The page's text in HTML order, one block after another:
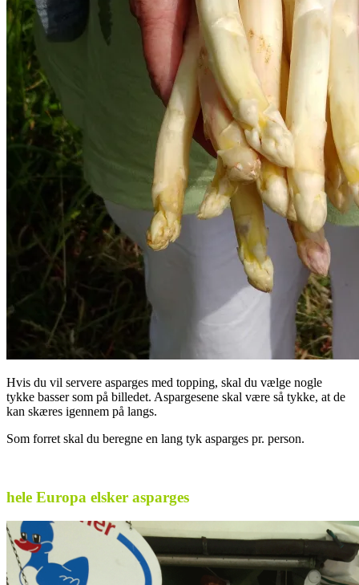
Hvis du vil servere asparges med topping, skal du vælge nogle
tykke basser som på billedet. Aspargesene skal være så tykke, at de
kan skæres igennem på langs.
Som forret skal du beregne en lang tyk asparges pr. person.
hele Europa elsker asparges